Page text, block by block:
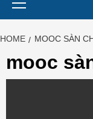
HOME MOOC SÀN
mooc